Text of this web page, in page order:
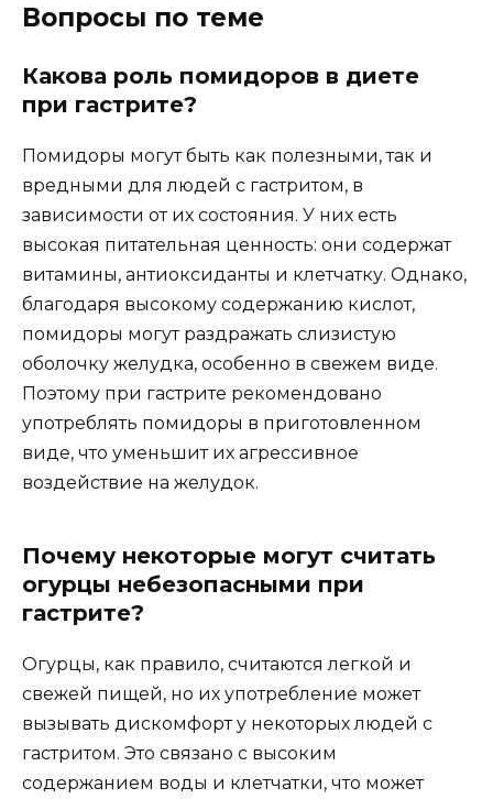
Вопросы по теме
Какова роль помидоров в диете
при гастрите?
Помидоры могут быть как полезными, так и
вредными для людей с гастритом, в
зависимости от их состояния. У них есть
высокая питательная ценность: они содержат
витамины, антиоксиданты и клетчатку. Однако,
благодаря высокому содержанию кислот,
помидоры могут раздражать слизистую
оболочку желудка, особенно в свежем виде.
Поэтому при гастрите рекомендовано
употреблять помидоры в приготовленном
виде, что уменьшит их агрессивное
воздействие на желудок.
Почему некоторые могут считать
огурцы небезопасными при
гастрите?
Огурцы, как правило, считаются легкой и
свежей пищей, но их употребление может
вызывать дискомфорт у некоторых людей с
гастритом. Это связано с высоким
содержанием воды и клетчатки, что может